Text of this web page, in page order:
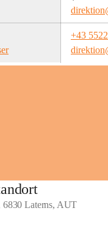
+43
6830 Laterns, AUT